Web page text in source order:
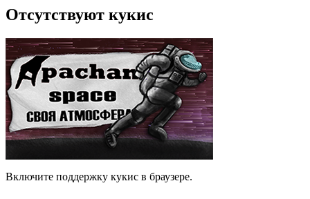
Отсутствуют кукис
Включите поддержку кукис в браузере.